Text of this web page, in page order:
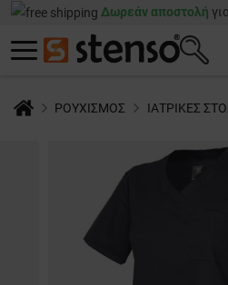
Δωρεάν αποστολή
ΡΟΥΧΙΣΜΟΣ ΙΑΤΡΙΚΕΣ